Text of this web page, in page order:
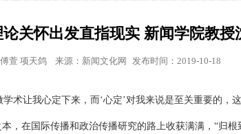
论关怀出发直指现实 新闻学院教授
傅萱 项天鸽 来源： 新闻文化网 发布时间：2019-10-18
学术让我心定下来，而 ‘心定’对我来说是至关重要的，
本，在国际传播和政治传播研究的路上收获满满， “归根